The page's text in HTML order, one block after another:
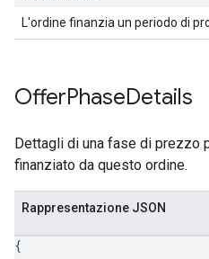
L'ordine finanzia un periodo di
OfferPhaseDetails
Dettagli di una fase di prezzo
finanziato da questo ordine.
Rappresentazione JSON
{